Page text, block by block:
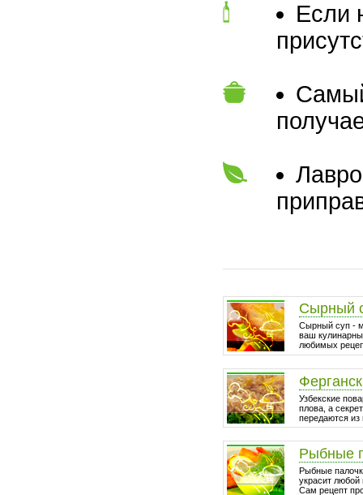
Если
Сырный
Сырный суп -
ваш
любимых
Узбекские
плова, а
передаются из
Рыбные
Рыбные
украсит любой
Сам рецепт